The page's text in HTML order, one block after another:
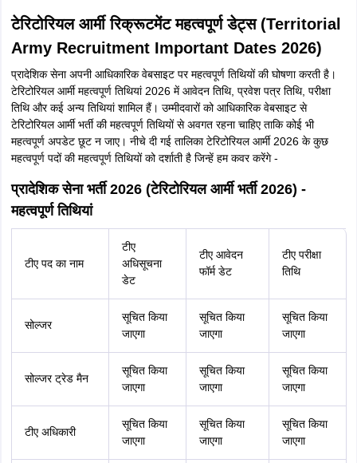
टेरिटोरियल आर्मी रिक्रूटमेंट महत्वपूर्ण डेट्स (Territorial
Army Recruitment Important Dates 2026)
प्रादेशिक सेना अपनी आधिकारिक वेबसाइट पर महत्वपूर्ण तिथियों की घोषणा करती है।
टेरिटोरियल आर्मी महत्वपूर्ण तिथियां 2026 में आवेदन तिथि, प्रवेश पत्र तिथि, परीक्षा
तिथि और कई अन्य तिथियां शामिल हैं। उम्मीदवारों को आधिकारिक वेबसाइट से
टेरिटोरियल आर्मी भर्ती की महत्वपूर्ण तिथियों से अवगत रहना चाहिए ताकि कोई भी
महत्वपूर्ण अपडेट छूट न जाए। नीचे दी गई तालिका टेरिटोरियल आर्मी 2026 के कुछ
महत्वपूर्ण पदों की महत्वपूर्ण तिथियों को दर्शाती है जिन्हें हम कवर करेंगे -
प्रादेशिक सेना भर्ती 2026 (टेरिटोरियल आर्मी भर्ती 2026) -
महत्वपूर्ण तिथियां
टीए पद का नाम
टीए
अधिसूचना
डेट
टीए आवेदन
फॉर्म डेट
टीए परीक्षा
तिथि
सोल्जर
सूचित किया
जाएगा
सूचित किया
जाएगा
सूचित किया
जाएगा
सोल्जर ट्रेड मैन
सूचित किया
जाएगा
सूचित किया
जाएगा
सूचित किया
जाएगा
टीए अधिकारी
सूचित किया
जाएगा
सूचित किया
जाएगा
सूचित किया
जाएगा